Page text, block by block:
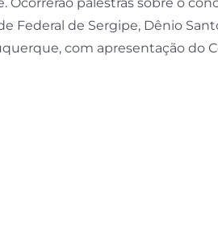
Federal de Sergipe, Dênio
com apresentação do